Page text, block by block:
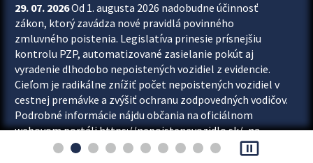
29. 07. 2026Od 1. augusta 2026 nadobudne účinnosť
zákon, ktorý zavádza nové pravidlá povinného
zmluvného poistenia. Legislatíva prinesie prísnejšiu
kontrolu PZP, automatizované zasielanie pokút aj
vyradenie dlhodobo nepoistených vozidiel z evidencie.
Cieľom je radikálne znížiť počet nepoistených vozidiel v
cestnej premávke a zvýšiť ochranu zodpovedných vodičov.
Podrobné informácie nájdu občania na oficiálnom
webovom portáli https://nepoistenevozidlo.sk/, na
ktorom od augusta pribudne aj možnosť overiť si...
pause_presentation